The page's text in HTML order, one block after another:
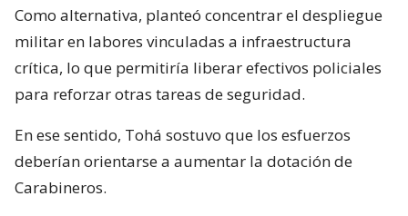
Como alternativa, planteó concentrar el despliegue
militar en labores vinculadas a infraestructura
crítica, lo que permitiría liberar efectivos policiales
para reforzar otras tareas de seguridad.
En ese sentido, Tohá sostuvo que los esfuerzos
deberían orientarse a aumentar la dotación de
Carabineros.